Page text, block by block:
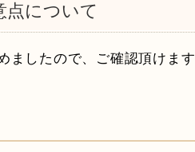
点について
ましたので、ご確認頂けます